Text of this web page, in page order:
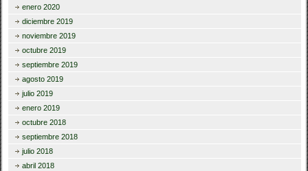
enero 2020
diciembre 2019
noviembre 2019
octubre 2019
septiembre 2019
agosto 2019
julio 2019
enero 2019
octubre 2018
septiembre 2018
julio 2018
abril 2018